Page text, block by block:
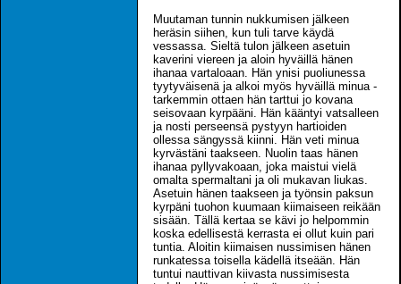
Muutaman tunnin nukkumisen jälkeen
heräsin siihen, kun tuli tarve käydä
vessassa. Sieltä tulon jälkeen asetuin
kaverini viereen ja aloin hyväillä hänen
ihanaa vartaloaan. Hän ynisi puoliunessa
tyytyväisenä ja alkoi myös hyväillä minua -
tarkemmin ottaen hän tarttui jo kovana
seisovaan kyrpääni. Hän kääntyi vatsalleen
ja nosti perseensä pystyyn hartioiden
ollessa sängyssä kiinni. Hän veti minua
kyrvästäni taakseen. Nuolin taas hänen
ihanaa pyllyvakoaan, joka maistui vielä
omalta spermaltani ja oli mukavan liukas.
Asetuin hänen taakseen ja työnsin paksun
kyrpäni tuohon kuumaan kiimaiseen reikään
sisään. Tällä kertaa se kävi jo helpommin
koska edellisestä kerrasta ei ollut kuin pari
tuntia. Aloitin kiimaisen nussimisen hänen
runkatessa toisella kädellä itseään. Hän
tuntui nauttivan kiivasta nussimisesta